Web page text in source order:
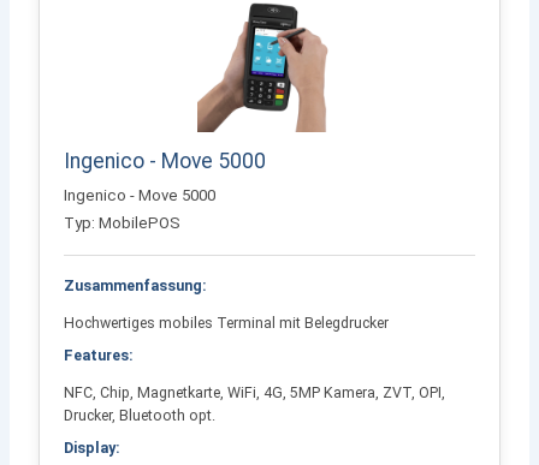
Ingenico - Move 5000
Ingenico - Move 5000
Typ: MobilePOS
Zusammenfassung:
Hochwertiges mobiles Terminal mit Belegdrucker
Features:
NFC, Chip, Magnetkarte, WiFi, 4G, 5MP Kamera, ZVT, OPI,
Drucker, Bluetooth opt.
Display: